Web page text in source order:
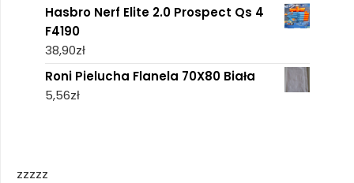
Hasbro Nerf Elite 2.0 Prospect Qs 4
F4190
38,90zł
Roni Pielucha Flanela 70X80 Biała
5,56zł
zzzzz